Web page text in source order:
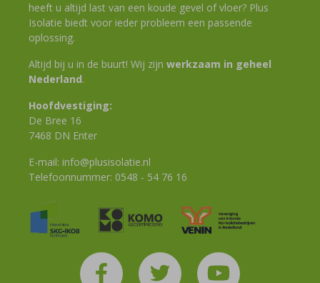
heeft u altijd last van een koude gevel of vloer? Plus
Isolatie biedt voor ieder probleem een passende
oplossing.
Altijd bij u in de buurt! Wij zijn werkzaam in geheel
Nederland.
Hoofdvestiging:
De Bree 16
7468 DN Enter
E-mail: info@plusisolatie.nl
Telefoonnummer: 0548 - 54 76 16